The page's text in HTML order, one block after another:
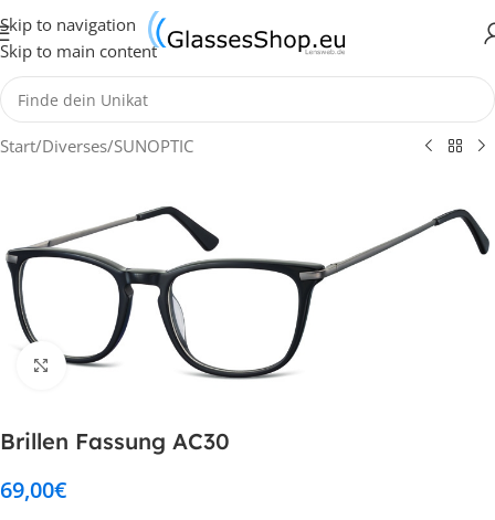
Skip to navigation
Skip to main content
Start/Diverses/SUNOPTIC
Klick zum Vergrößern
Brillen Fassung AC30
69,00€